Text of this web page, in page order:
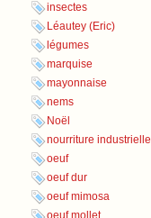
insectes
Léautey (Eric)
légumes
marquise
mayonnaise
nems
Noël
nourriture industrielle
oeuf
oeuf dur
oeuf mimosa
oeuf mollet